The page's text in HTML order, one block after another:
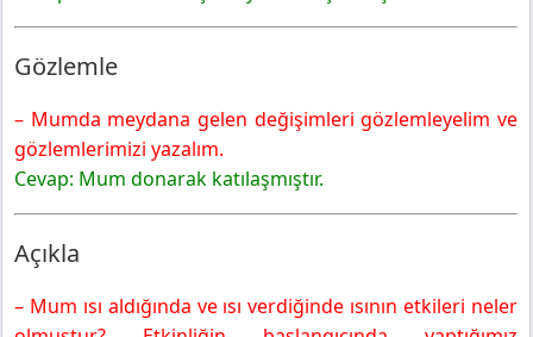
Gözlemle
– Mumda meydana gelen değişimleri gözlemleyelim ve
gözlemlerimizi yazalım.
Cevap: Mum donarak katılaşmıştır.
Açıkla
– Mum ısı aldığında ve ısı verdiğinde ısının etkileri neler